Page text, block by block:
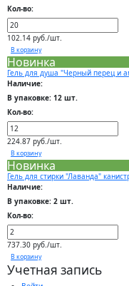
Кол-во:
102.14 руб./шт.
В корзину
Новинка
Гель для душа "Черный перец и
Наличие:
В упаковке: 12 шт.
Кол-во:
224.87 руб./шт.
В корзину
Новинка
Гель для стирки "Лаванда"
Наличие:
В упаковке: 2 шт.
Кол-во:
737.30 руб./шт.
В корзину
Учетная запись